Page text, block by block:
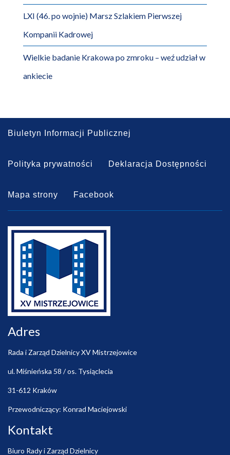
LXI (46. po wojnie) Marsz Szlakiem Pierwszej
Kompanii Kadrowej
Wielkie badanie Krakowa po zmroku – weź udział w
ankiecie
Biuletyn Informacji Publicznej
Polityka prywatności Deklaracja Dostępności
Mapa strony Facebook
Adres
Rada i Zarząd Dzielnicy XV Mistrzejowice
ul. Miśnieńska 58 / os. Tysiąclecia
31-612 Kraków
Przewodniczący: Konrad Maciejowski
Kontakt
Biuro Rady i Zarząd Dzielnicy